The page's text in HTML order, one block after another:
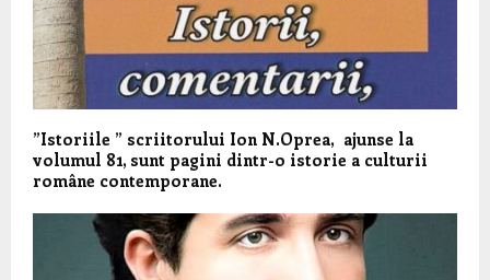
”Istoriile ” scriitorului Ion N.Oprea, ajunse la
volumul 81, sunt pagini dintr-o istorie a culturii
române contemporane.